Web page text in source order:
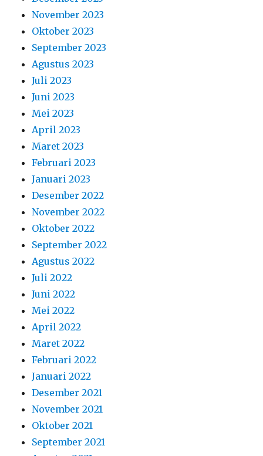
November 2023
Oktober 2023
September 2023
Agustus 2023
Juli 2023
Juni 2023
Mei 2023
April 2023
Maret 2023
Februari 2023
Januari 2023
Desember 2022
November 2022
Oktober 2022
September 2022
Agustus 2022
Juli 2022
Juni 2022
Mei 2022
April 2022
Maret 2022
Februari 2022
Januari 2022
Desember 2021
November 2021
Oktober 2021
September 2021